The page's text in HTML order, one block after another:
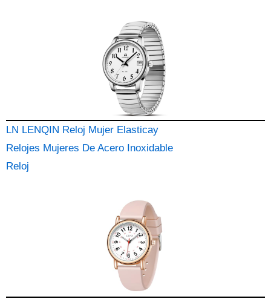
LN LENQIN Reloj Mujer Elasticay
Relojes Mujeres De Acero Inoxidable
Reloj